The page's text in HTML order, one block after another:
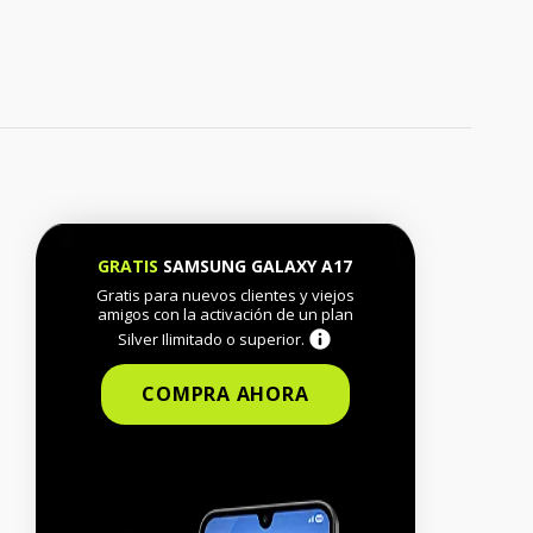
GRATIS SAMSUNG GALAXY A17
Gratis para nuevos clientes y viejos
amigos con la activación de un plan
Silver Ilimitado o superior.
COMPRA AHORA